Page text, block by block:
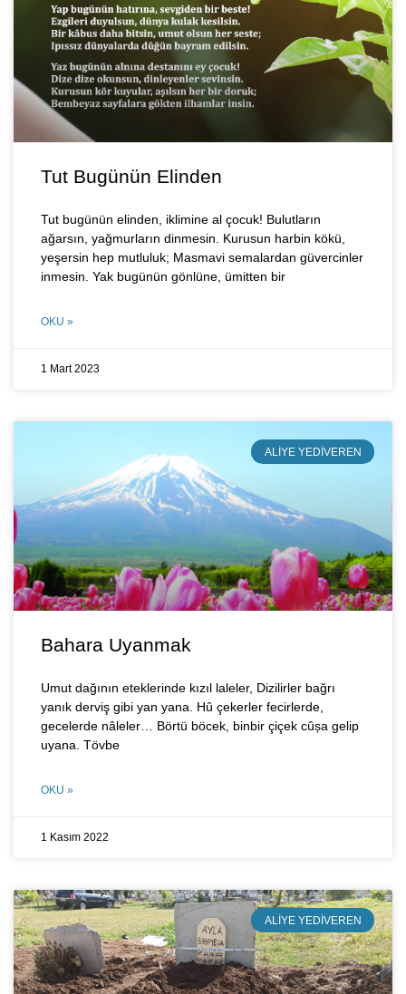
Tut Bugünün Elinden
Tut bugünün elinden, iklimine al çocuk! Bulutların
ağarsın, yağmurların dinmesin. Kurusun harbin kökü,
yeşersin hep mutluluk; Masmavi semalardan güvercinler
inmesin. Yak bugünün gönlüne, ümitten bir
OKU »
1 Mart 2023
ALIYE YEDIVEREN
Bahara Uyanmak
Umut dağının eteklerinde kızıl laleler, Dizilirler bağrı
yanık derviş gibi yan yana. Hû çekerler fecirlerde,
gecelerde nâleler… Börtü böcek, binbir çiçek cûșa gelip
uyana. Tövbe
OKU »
1 Kasım 2022
ALIYE YEDIVEREN